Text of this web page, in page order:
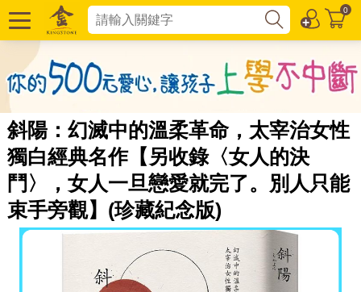
0
斜陽：幻滅中的溫柔革命，太宰治女性
獨白經典名作【另收錄〈女人的決
鬥〉，女人一旦戀愛就完了。別人只能
束手旁觀】(珍藏紀念版)